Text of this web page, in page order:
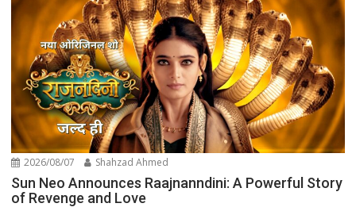
2026/08/07 Shahzad Ahmed
Sun Neo Announces Raajnanndini: A Powerful Story
of Revenge and Love